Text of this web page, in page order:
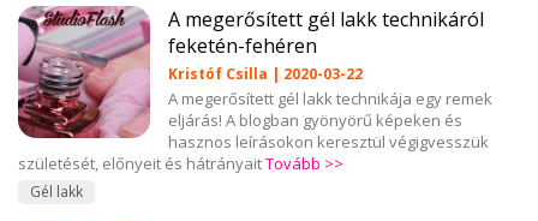
A megerősített gél lakk technikáról
feketén-fehéren
Kristóf Csilla | 2020-03-22
A megerősített gél lakk technikája egy remek
eljárás! A blogban gyönyörű képeken és
hasznos leírásokon keresztül végigvesszük
születését, előnyeit és hátrányaitTovább >>
Gél lakk